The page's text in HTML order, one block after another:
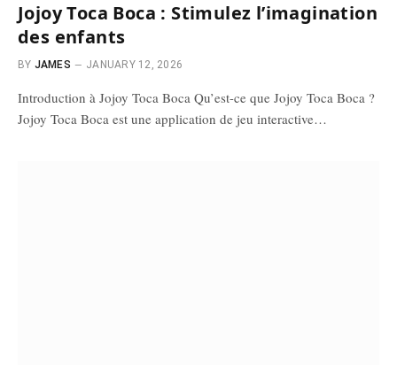
Jojoy Toca Boca : Stimulez l’imagination
des enfants
BY JAMES JANUARY 12, 2026
Introduction à Jojoy Toca Boca Qu’est-ce que Jojoy Toca Boca ?
Jojoy Toca Boca est une application de jeu interactive…